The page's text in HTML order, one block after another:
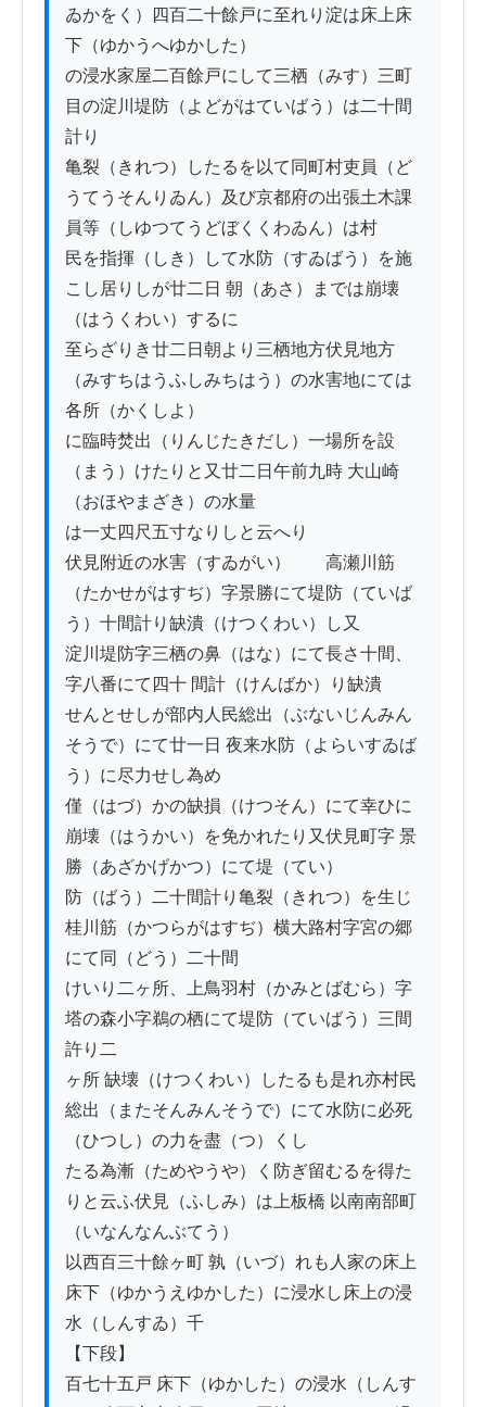
ゐかをく）四百二十餘戸に至れり淀は床上床
下（ゆかうへゆかした）
の浸水家屋二百餘戸にして三栖（みす）三町
目の淀川堤防（よどがはていばう）は二十間
計り
亀裂（きれつ）したるを以て同町村吏員（ど
うてうそんりゐん）及び京都府の出張土木課
員等（しゆつてうどぼくくわゐん）は村
民を指揮（しき）して水防（すゐばう）を施
こし居りしが廿二日 朝（あさ）までは崩壊
（はうくわい）するに
至らざりき廿二日朝より三栖地方伏見地方
（みすちはうふしみちはう）の水害地にては
各所（かくしよ）
に臨時焚出（りんじたきだし）一場所を設
（まう）けたりと又廿二日午前九時 大山崎
（おほやまざき）の水量
は一丈四尺五寸なりしと云へり
伏見附近の水害（すゐがい）　　高瀬川筋
（たかせがはすぢ）字景勝にて堤防（ていば
う）十間計り缺潰（けつくわい）し又
淀川堤防字三栖の鼻（はな）にて長さ十間、
字八番にて四十 間計（けんばか）り缺潰
せんとせしが部内人民総出（ぶないじんみん
そうで）にて廿一日 夜来水防（よらいすゐば
う）に尽力せし為め
僅（はづ）かの缺損（けつそん）にて幸ひに
崩壊（はうかい）を免かれたり又伏見町字 景
勝（あざかげかつ）にて堤（てい）
防（ばう）二十間計り亀裂（きれつ）を生じ
桂川筋（かつらがはすぢ）横大路村字宮の郷
にて同（どう）二十間
けいり二ヶ所、上鳥羽村（かみとばむら）字
塔の森小字鵜の栖にて堤防（ていばう）三間
許り二
ヶ所 缺壊（けつくわい）したるも是れ亦村民
総出（またそんみんそうで）にて水防に必死
（ひつし）の力を盡（つ）くし
たる為漸（ためやうや）く防ぎ留むるを得た
りと云ふ伏見（ふしみ）は上板橋 以南南部町
（いなんなんぶてう）
以西百三十餘ヶ町 孰（いづ）れも人家の床上
床下（ゆかうえゆかした）に浸水し床上の浸
水（しんすゐ）千
【下段】
百七十五戸 床下（ゆかした）の浸水（しんす